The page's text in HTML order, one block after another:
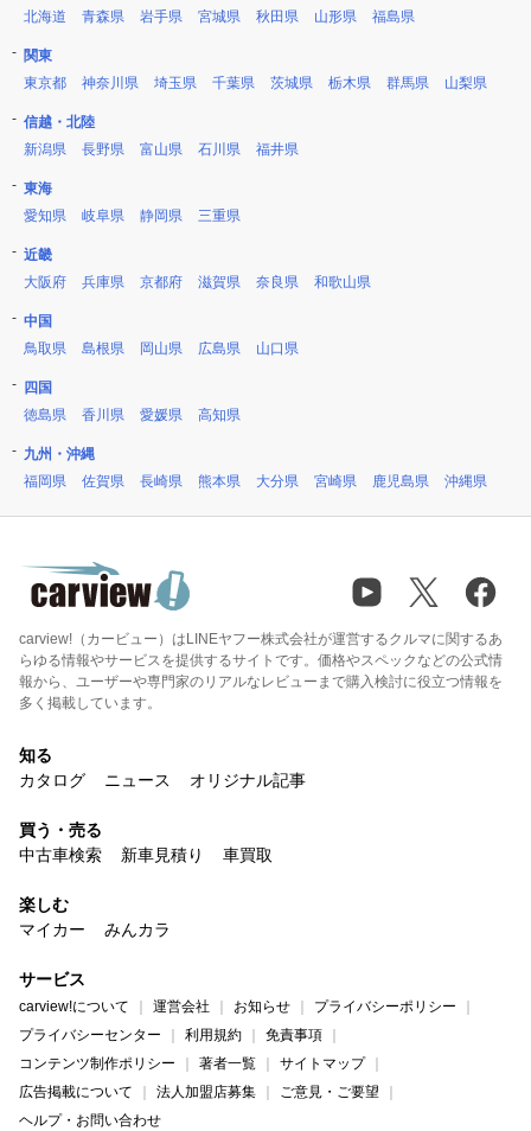
北海道
青森県 岩手県 宮城県 秋田県 山形県 福島県
関東
東京都
神奈川県 埼玉県 千葉県 茨城県 栃木県 群馬県 山梨県
信越・北陸
新潟県
長野県 富山県 石川県 福井県
東海
愛知県
岐阜県 静岡県 三重県
近畿
大阪府
兵庫県 京都府 滋賀県 奈良県 和歌山県
中国
鳥取県
島根県 岡山県 広島県 山口県
四国
徳島県
香川県 愛媛県 高知県
九州・沖縄
福岡県
佐賀県 長崎県 熊本県 大分県 宮崎県 鹿児島県 沖縄県
carview!（カービュー）はLINEヤフー株式会社が運営するクルマに関するあ
らゆる情報やサービスを提供するサイトです。価格やスペックなどの公式情
報から、ユーザーや専門家のリアルなレビューまで購入検討に役立つ情報を
多く掲載しています。
知る
カタログ
ニュース オリジナル記事
買う・売る
中古車検索
新車見積り 車買取
楽しむ
マイカー
みんカラ
サービス
carview!について 運営会社 お知らせ
プライバシーポリシー
プライバシーセンター
利用規約
免責事項
コンテンツ制作ポリシー
著者一覧
サイトマップ
広告掲載について
法人加盟店募集
ご意見・ご要望
ヘルプ・お問い合わせ